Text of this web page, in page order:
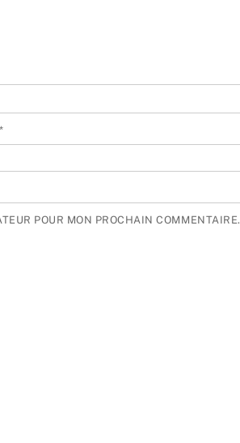
*
POUR MON PROCHAIN COMMENTAIRE.